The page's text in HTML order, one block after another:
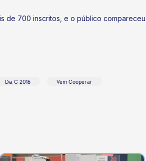
de 700 inscritos, e o público
Dia C 2016 Vem Cooperar